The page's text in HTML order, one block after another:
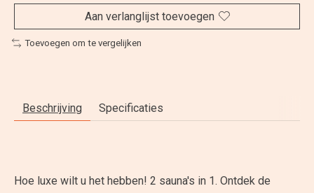
Aan verlanglijst toevoegen
Toevoegen om te vergelijken
Beschrijving Specificaties
Hoe luxe wilt u het hebben! 2 sauna's in 1. Ontdek de